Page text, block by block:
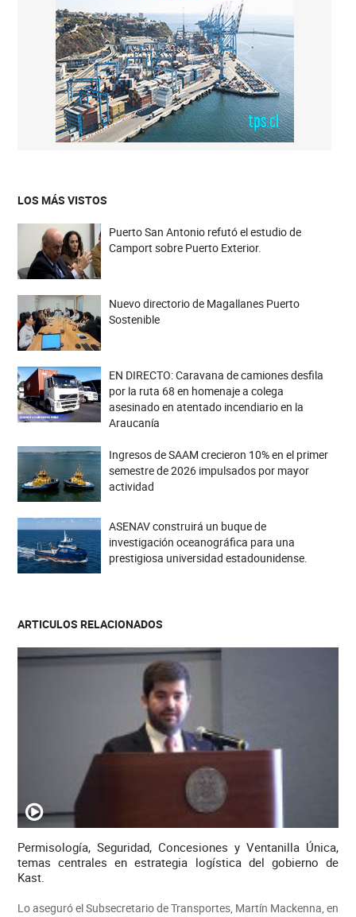
LOS MÁS VISTOS
Puerto San Antonio refutó el estudio de
Camport sobre Puerto Exterior.
Nuevo directorio de Magallanes Puerto
Sostenible
EN DIRECTO: Caravana de camiones desfila
por la ruta 68 en homenaje a colega
asesinado en atentado incendiario en la
Araucanía
Ingresos de SAAM crecieron 10% en el primer
semestre de 2026 impulsados por mayor
actividad
ASENAV construirá un buque de
investigación oceanográfica para una
prestigiosa universidad estadounidense.
ARTICULOS RELACIONADOS
Permisología, Seguridad, Concesiones y Ventanilla Única,
temas centrales en estrategia logística del gobierno de
Kast.
Lo aseguró el Subsecretario de Transportes, Martín Mackenna, en